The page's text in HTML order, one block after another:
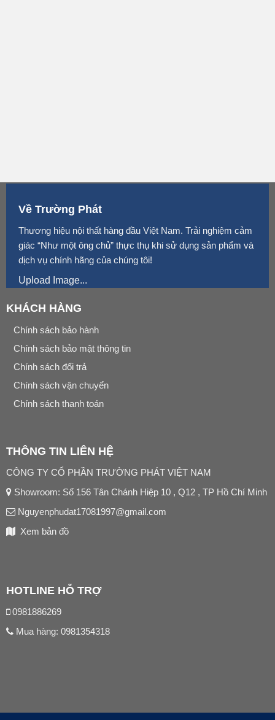
Về Trường Phát
Thương hiệu nội thất hàng đầu Việt Nam. Trải nghiệm cảm
giác “Như một ông chủ” thực thụ khi sử dụng sản phẩm và
dịch vụ chính hãng của chúng tôi!
Upload Image...
KHÁCH HÀNG
Chính sách bảo hành
Chính sách bảo mật thông tin
Chính sách đổi trả
Chính sách vận chuyển
Chính sách thanh toán
THÔNG TIN LIÊN HỆ
CÔNG TY CỔ PHẦN TRƯỜNG PHÁT VIỆT NAM
Showroom: Số 156 Tân Chánh Hiệp 10 , Q12 , TP Hồ Chí Minh
Nguyenphudat17081997@gmail.com
Xem bản đồ
HOTLINE HỖ TRỢ
0981886269
Mua hàng: 0981354318